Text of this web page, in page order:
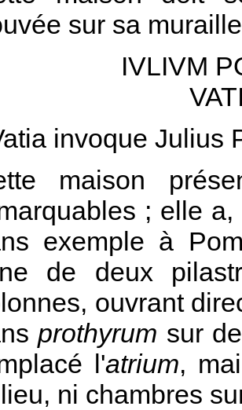
sur sa
IVLIVM
invoque Julius
maison
; elle
exemple à
de deux
ouvrant
prothyrum sur
l'atrium,
ni chambres